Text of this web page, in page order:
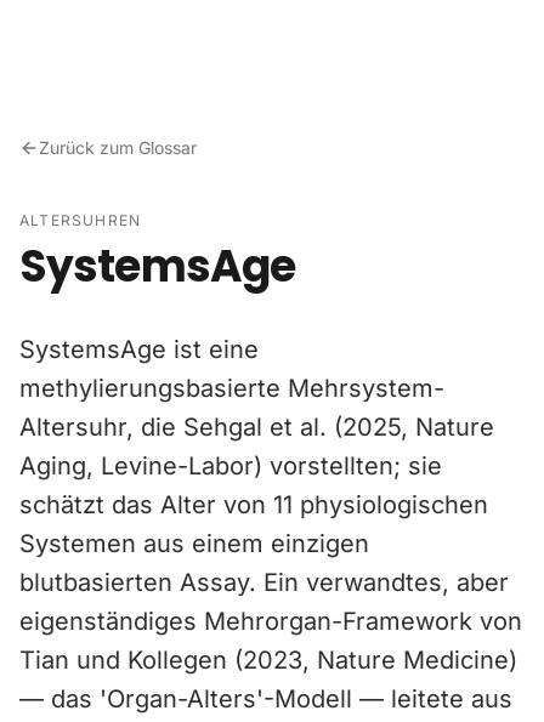
Zurück zum Glossar
ALTERSUHREN
SystemsAge
SystemsAge ist eine
methylierungsbasierte Mehrsystem-
Altersuhr, die Sehgal et al. (2025, Nature
Aging, Levine-Labor) vorstellten; sie
schätzt das Alter von 11 physiologischen
Systemen aus einem einzigen
blutbasierten Assay. Ein verwandtes, aber
eigenständiges Mehrorgan-Framework von
Tian und Kollegen (2023, Nature Medicine)
— das 'Organ-Alters'-Modell — leitete aus